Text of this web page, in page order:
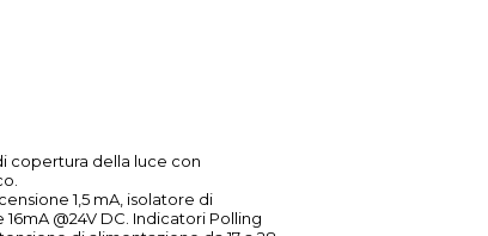
copertura della luce con
1,5 mA, isolatore di
@24V DC. Indicatori Polling